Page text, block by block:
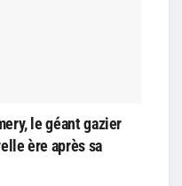
le géant gazier
ère après sa